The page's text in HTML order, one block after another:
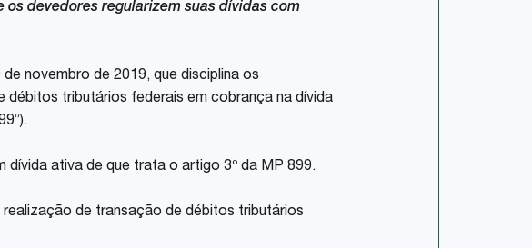
devedores regularizem suas dívidas com
novembro de 2019, que disciplina os
tributários federais em cobrança na dívida
dívida ativa de que trata o artigo 3º da MP 899.
de transação de débitos tributários